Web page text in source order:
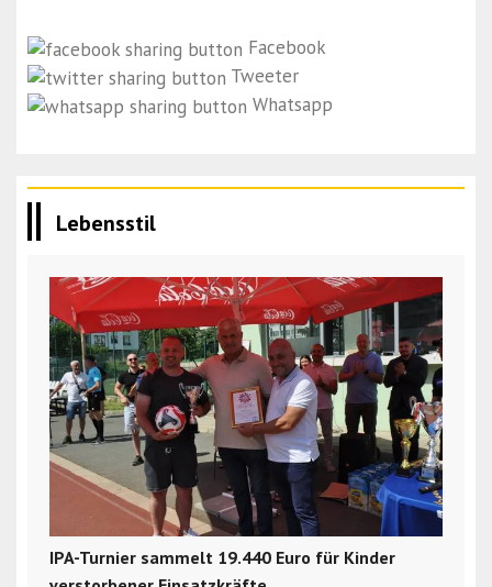
Facebook
Tweeter
Whatsapp
Lebensstil
IPA-Turnier sammelt 19.440 Euro für Kinder